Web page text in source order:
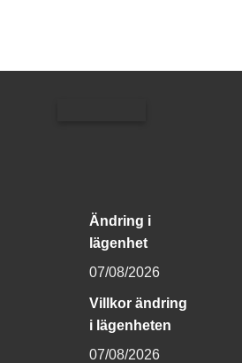
Ändring i
lägenhet
07/08/2026
Villkor ändring
i lägenheten
07/08/2026